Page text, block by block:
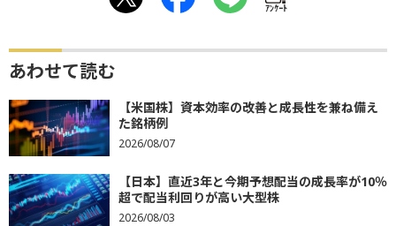
ｱﾝｹｰﾄ
あわせて読む
【米国株】資本効率の改善と成長性を兼ね備え
た銘柄例
2026/08/07
【日本】直近3年と今期予想配当の成長率が10％
超で配当利回りが高い大型株
2026/08/03